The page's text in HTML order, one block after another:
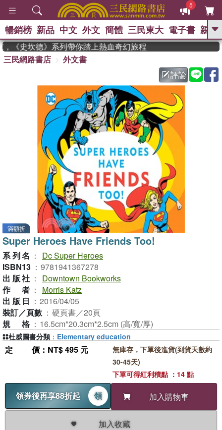
5
GO
父親節 、 如果歷
暑期推薦 、 國際布克
獎 臺灣漫遊錄 、 方念華 、
登輝時代 、 數學女孩：黎曼猜想
偉大的迷走神經
暢銷榜 新品 中文 外文 簡體 三民東大 電子書 親子
史坎德》系列帶你踏上熱血奇幻旅程
三民網路書店
外文書
評論
滿額折
Super Heroes Have Friends Too!
系列名 ：
Dc Super Heroes
ISBN13 ： 9781941367278
出版社 ：
Downtown Bookworks
作者 ：
Morris Katz
出版日 ： 2016/04/05
裝訂／頁數 ： 硬頁書／20頁
規格 ： 16.5cm*20.3cm*2.5cm (高/寬/厚)
定價 ：NT$ 495 元
領券後再享88折起 領 加入購物車
加入收藏
無庫存，下單後進貨(到貨天數約
30-45天)
下單可得紅利積點 ：14 點
杜威圖書分類 ： Elementary education